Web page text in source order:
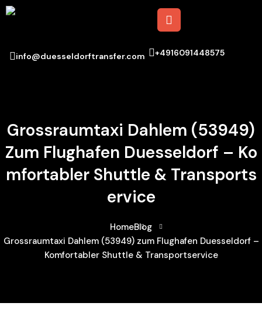
info@duesseldorftransfer.com +4916091448575
Grossraumtaxi Dahlem (53949)
Zum Flughafen Duesseldorf – Ko
Mfortabler Shuttle & Transports
Ervice
HomeBlog
Grossraumtaxi Dahlem (53949) zum Flughafen Duesseldorf –
Komfortabler Shuttle & Transportservice